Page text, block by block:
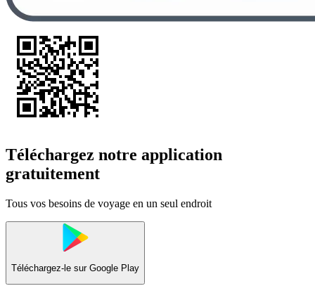
Téléchargez notre application
gratuitement
Tous vos besoins de voyage en un seul endroit
Téléchargez-le sur Google Play